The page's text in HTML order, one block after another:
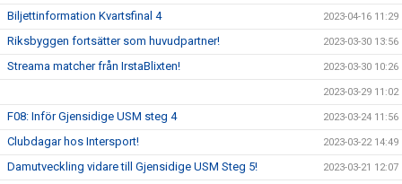
Biljettinformation Kvartsfinal 4 2023-04-16 11:29
Riksbyggen fortsätter som huvudpartner! 2023-03-30 13:56
Streama matcher från IrstaBlixten! 2023-03-30 10:26
2023-03-29 11:02
F08: Inför Gjensidige USM steg 4 2023-03-24 11:56
Clubdagar hos Intersport! 2023-03-22 14:49
Damutveckling vidare till Gjensidige USM Steg 5! 2023-03-21 12:07